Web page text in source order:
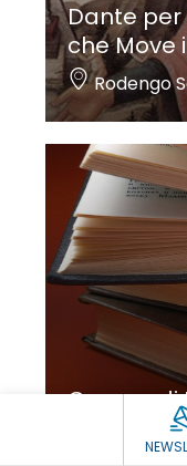
Dante per
che Move
Rodengo
Gruppo di
Palazzolo